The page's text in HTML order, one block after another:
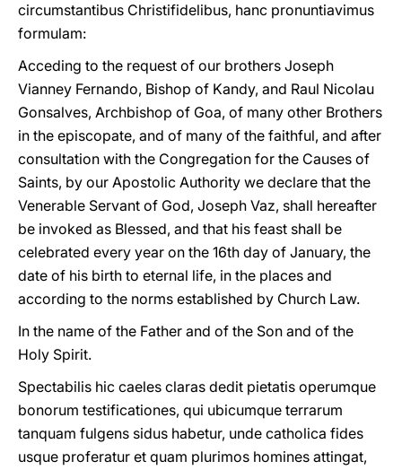
circumstantibus Christifidelibus, hanc pronuntiavimus
formulam:
Acceding to the request of our brothers Joseph
Vianney Fernando, Bishop of Kandy, and Raul Nicolau
Gonsalves, Archbishop of Goa, of many other Brothers
in the episcopate, and of many of the faithful, and after
consultation with the Congregation for the Causes of
Saints, by our Apostolic Authority we declare that the
Venerable Servant of God, Joseph Vaz, shall hereafter
be invoked as Blessed, and that his feast shall be
celebrated every year on the 16th day of January, the
date of his birth to eternal life, in the places and
according to the norms established by Church Law.
In the name of the Father and of the Son and of the
Holy Spirit.
Spectabilis hic caeles claras dedit pietatis operumque
bonorum testificationes, qui ubicumque terrarum
tanquam fulgens sidus habetur, unde catholica fides
usque proferatur et quam plurimos homines attingat,